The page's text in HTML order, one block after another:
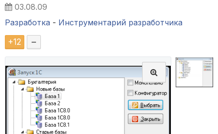
03.08.09
Разработка - Инструментарий разработчика
+12 –